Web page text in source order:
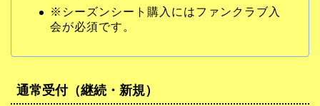
※シーズンシート購入にはファンクラブ入
会が必須です。
通常受付（継続・新規）